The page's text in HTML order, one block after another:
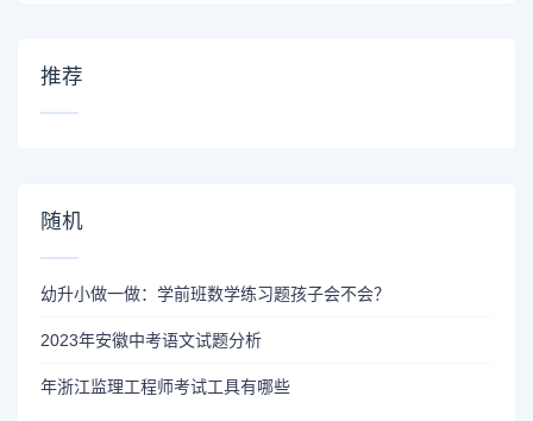
推荐
随机
幼升小做一做：学前班数学练习题孩子会不会？
2023年安徽中考语文试题分析
年浙江监理工程师考试工具有哪些